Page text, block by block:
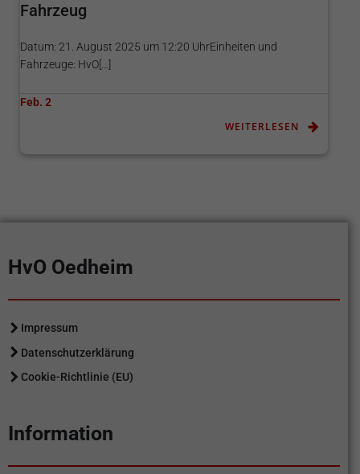
Fahrzeug
Datum: 21. August 2025 um 12:20 UhrEinheiten und
Fahrzeuge: HvO[…]
Feb. 2
WEITERLESEN
HvO Oedheim
Impressum
Datenschutzerklärung
Cookie-Richtlinie (EU)
Information